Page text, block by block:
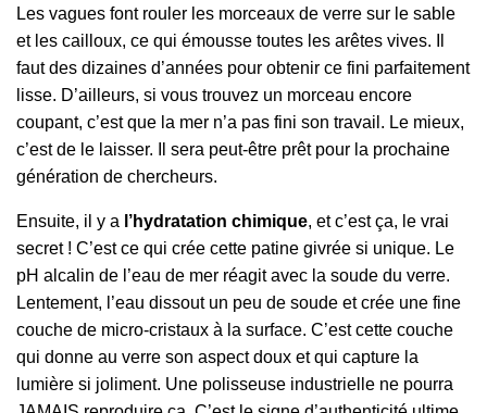
Les vagues font rouler les morceaux de verre sur le sable
et les cailloux, ce qui émousse toutes les arêtes vives. Il
faut des dizaines d’années pour obtenir ce fini parfaitement
lisse. D’ailleurs, si vous trouvez un morceau encore
coupant, c’est que la mer n’a pas fini son travail. Le mieux,
c’est de le laisser. Il sera peut-être prêt pour la prochaine
génération de chercheurs.
Ensuite, il y a l’hydratation chimique, et c’est ça, le vrai
secret ! C’est ce qui crée cette patine givrée si unique. Le
pH alcalin de l’eau de mer réagit avec la soude du verre.
Lentement, l’eau dissout un peu de soude et crée une fine
couche de micro-cristaux à la surface. C’est cette couche
qui donne au verre son aspect doux et qui capture la
lumière si joliment. Une polisseuse industrielle ne pourra